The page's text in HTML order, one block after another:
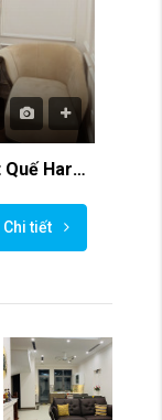
Cần bán gấp căn biệt thự khu Nguyệt Quế Harmony
Chi tiết